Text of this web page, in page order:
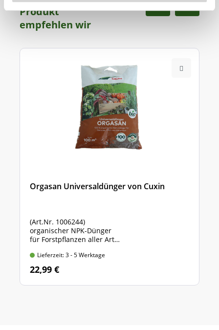
Produkt
empfehlen wir
Orgasan Universaldünger von Cuxin
(Art.Nr. 1006244)
organischer NPK-Dünger
für Forstpflanzen aller Art
Lieferzeit: 3 - 5 Werktage
22,99 €